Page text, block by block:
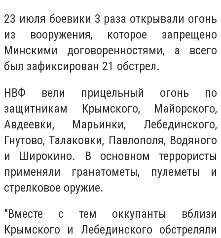
23 июля боевики 3 раза открывали огонь
из вооружения, которое запрещено
Минскими договоренностями, а всего
был зафиксирован 21 обстрел.
НВФ вели прицельный огонь по
защитникам Крымского, Майорского,
Авдеевки, Марьинки, Лебединского,
Гнутово, Талаковки, Павлополя, Водяного
и Широкино. В основном террористы
применяли гранатометы, пулеметы и
стрелковое оружие.
"Вместе с тем оккупанты вблизи
Крымского и Лебединского обстреляли